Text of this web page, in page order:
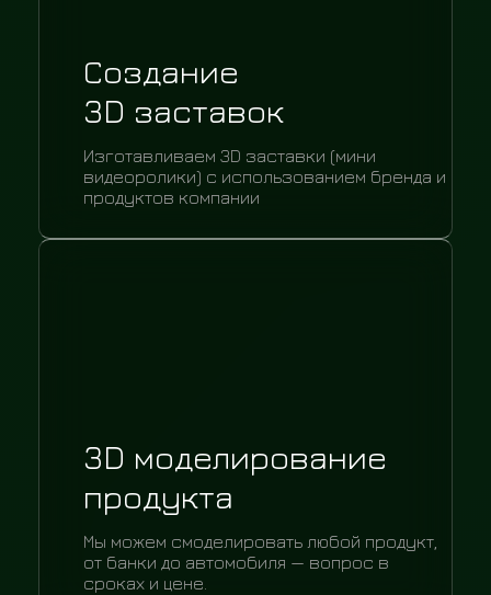
Создание
3D заставок
Изготавливаем 3D заставки (мини
видеоролики) с использованием бренда и
продуктов компании
3D моделирование
продукта
Мы можем смоделировать любой продукт,
от банки до автомобиля — вопрос в
сроках и цене.